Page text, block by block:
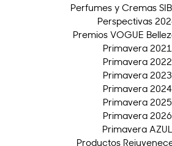
Perfumes y Cremas
Perspectivas
Premios VOGUE
Primavera 2021
Primavera 2022
Primavera 2023
Primavera 2024
Primavera 2025
Primavera 2026
Primavera AZUL
Productos